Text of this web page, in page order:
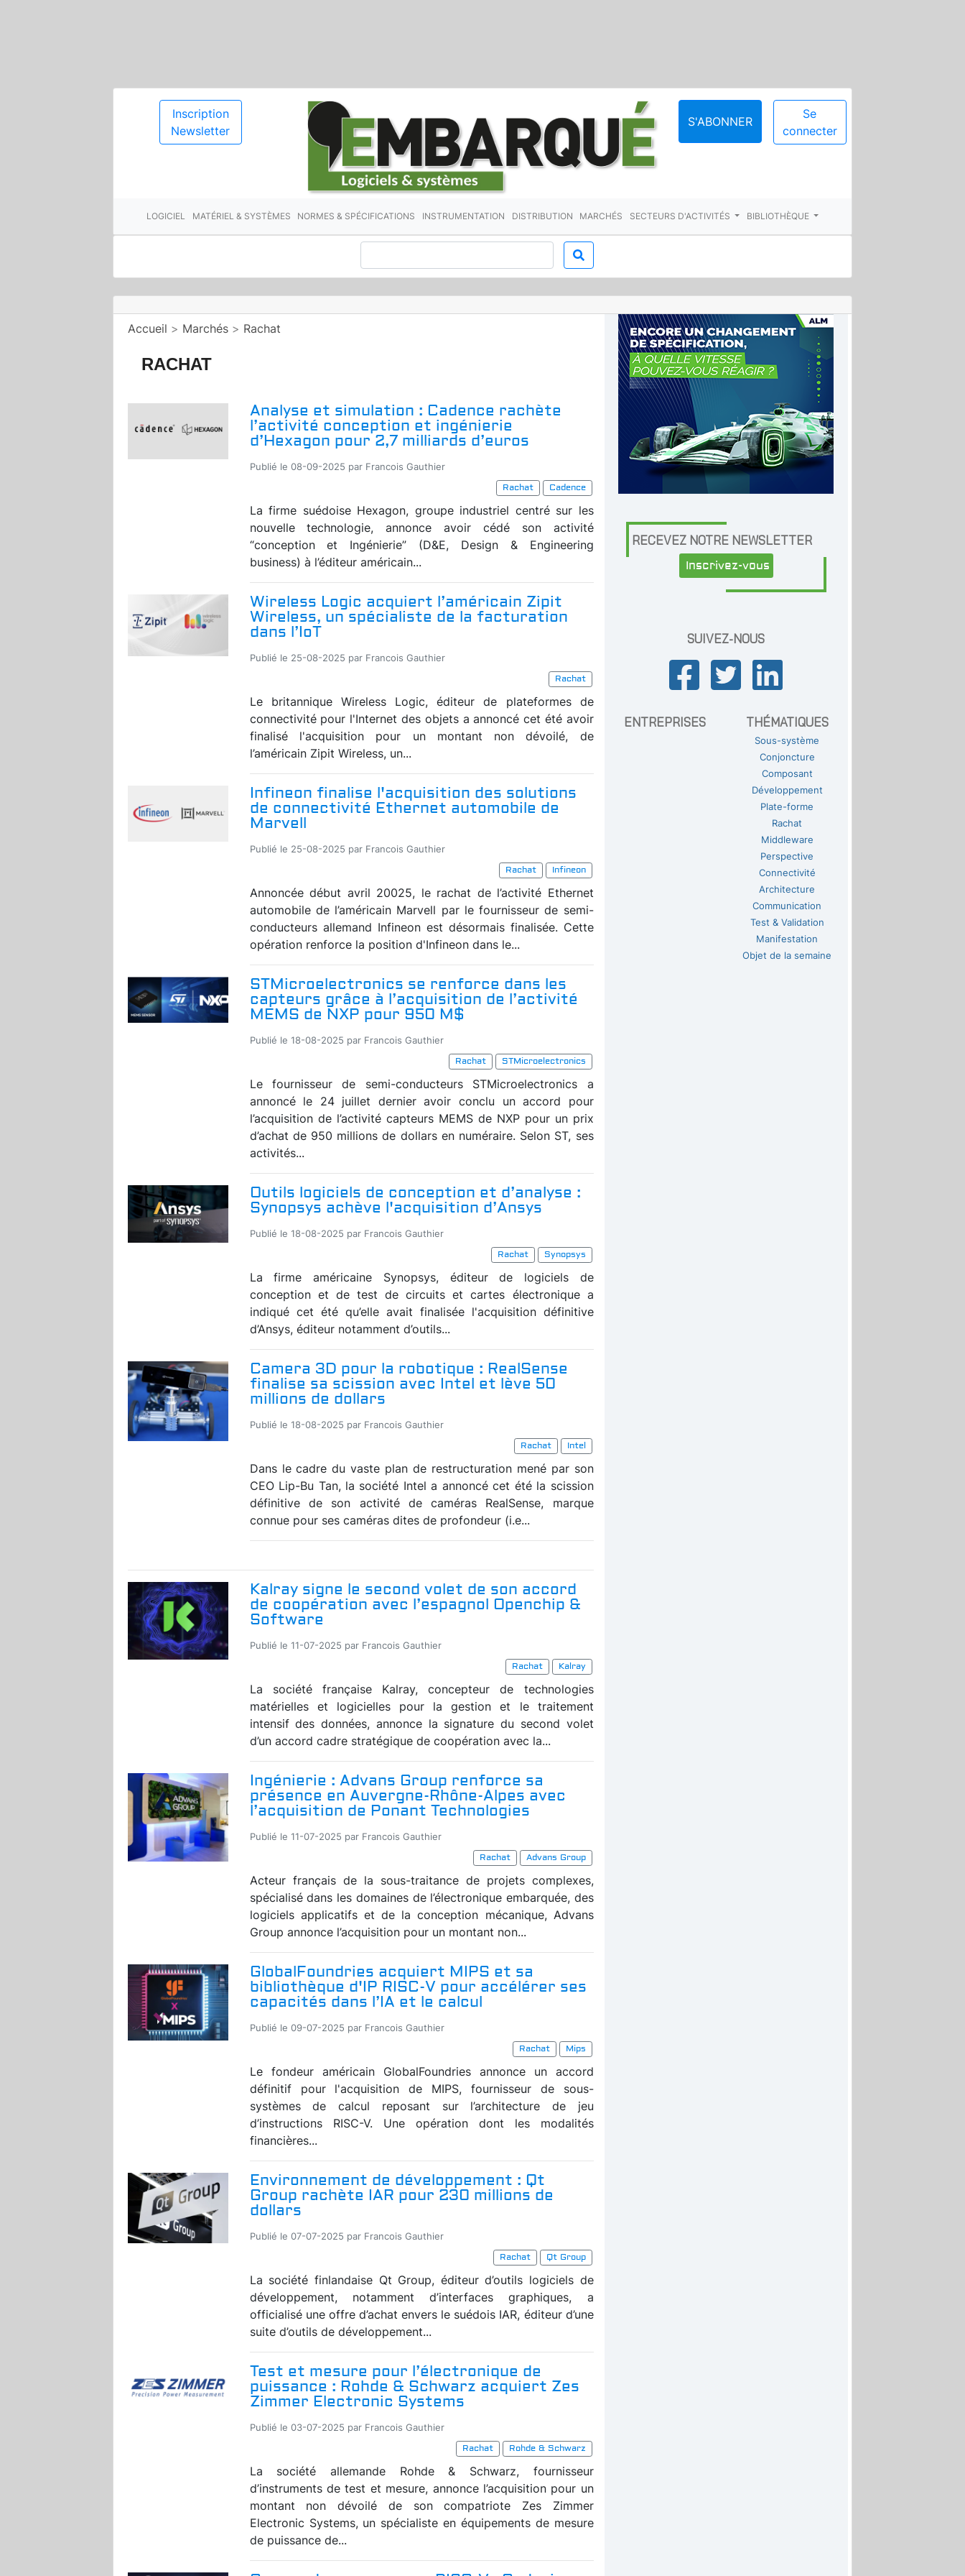
Inscription
Newsletter
S'ABONNER
Se
connecter
LOGICIEL MATÉRIEL & SYSTÈMES NORMES & SPÉCIFICATIONS INSTRUMENTATION DISTRIBUTION MARCHÉS SECTEURS D'ACTIVITÉS BIBLIOTHÈQUE
Accueil > Marchés > Rachat
RACHAT
Analyse et simulation : Cadence rachète
l’activité conception et ingénierie
d’Hexagon pour 2,7 milliards d’euros
Publié le 08-09-2025 par Francois Gauthier
Rachat
Cadence
La firme suédoise Hexagon, groupe industriel centré sur les
nouvelle technologie, annonce avoir cédé son activité
“conception et Ingénierie” (D&E, Design & Engineering
business) à l’éditeur américain...
Wireless Logic acquiert l’américain Zipit
Wireless, un spécialiste de la facturation
dans l’IoT
Publié le 25-08-2025 par Francois Gauthier
Rachat
Le britannique Wireless Logic, éditeur de plateformes de
connectivité pour l'Internet des objets a annoncé cet été avoir
finalisé l'acquisition pour un montant non dévoilé, de
l’américain Zipit Wireless, un...
Infineon finalise l'acquisition des solutions
de connectivité Ethernet automobile de
Marvell
Publié le 25-08-2025 par Francois Gauthier
Rachat
Infineon
Annoncée début avril 20025, le rachat de l’activité Ethernet
automobile de l’américain Marvell par le fournisseur de semi-
conducteurs allemand Infineon est désormais finalisée. Cette
opération renforce la position d'Infineon dans le...
STMicroelectronics se renforce dans les
capteurs grâce à l’acquisition de l’activité
MEMS de NXP pour 950 M$
Publié le 18-08-2025 par Francois Gauthier
Rachat
STMicroelectronics
Le fournisseur de semi-conducteurs STMicroelectronics a
annoncé le 24 juillet dernier avoir conclu un accord pour
l’acquisition de l’activité capteurs MEMS de NXP pour un prix
d’achat de 950 millions de dollars en numéraire. Selon ST, ses
activités...
Outils logiciels de conception et d’analyse :
Synopsys achève l'acquisition d’Ansys
Publié le 18-08-2025 par Francois Gauthier
Rachat
Synopsys
La firme américaine Synopsys, éditeur de logiciels de
conception et de test de circuits et cartes électronique a
indiqué cet été qu’elle avait finalisée l'acquisition définitive
d’Ansys, éditeur notamment d’outils...
Camera 3D pour la robotique : RealSense
finalise sa scission avec Intel et lève 50
millions de dollars
Publié le 18-08-2025 par Francois Gauthier
Rachat
Intel
Dans le cadre du vaste plan de restructuration mené par son
CEO Lip-Bu Tan, la société Intel a annoncé cet été la scission
définitive de son activité de caméras RealSense, marque
connue pour ses caméras dites de profondeur (i.e...
Kalray signe le second volet de son accord
de coopération avec l’espagnol Openchip &
Software
Publié le 11-07-2025 par Francois Gauthier
Rachat
Kalray
La société française Kalray, concepteur de technologies
matérielles et logicielles pour la gestion et le traitement
intensif des données, annonce la signature du second volet
d’un accord cadre stratégique de coopération avec la...
Ingénierie : Advans Group renforce sa
présence en Auvergne-Rhône-Alpes avec
l’acquisition de Ponant Technologies
Publié le 11-07-2025 par Francois Gauthier
Rachat
Advans Group
Acteur français de la sous-traitance de projets complexes,
spécialisé dans les domaines de l’électronique embarquée, des
logiciels applicatifs et de la conception mécanique, Advans
Group annonce l’acquisition pour un montant non...
GlobalFoundries acquiert MIPS et sa
bibliothèque d'IP RISC-V pour accélérer ses
capacités dans l’IA et le calcul
Publié le 09-07-2025 par Francois Gauthier
Rachat
Mips
Le fondeur américain GlobalFoundries annonce un accord
définitif pour l'acquisition de MIPS, fournisseur de sous-
systèmes de calcul reposant sur l’architecture de jeu
d’instructions RISC-V. Une opération dont les modalités
financières...
Environnement de développement : Qt
Group rachète IAR pour 230 millions de
dollars
Publié le 07-07-2025 par Francois Gauthier
Rachat
Qt Group
La société finlandaise Qt Group, éditeur d’outils logiciels de
développement, notamment d’interfaces graphiques, a
officialisé une offre d’achat envers le suédois IAR, éditeur d’une
suite d’outils de développement...
Test et mesure pour l’électronique de
puissance : Rohde & Schwarz acquiert Zes
Zimmer Electronic Systems
Publié le 03-07-2025 par Francois Gauthier
Rachat
Rohde & Schwarz
La société allemande Rohde & Schwarz, fournisseur
d’instruments de test et mesure, annonce l’acquisition pour un
montant non dévoilé de son compatriote Zes Zimmer
Electronic Systems, un spécialiste en équipements de mesure
de puissance de...
RECEVEZ NOTRE NEWSLETTER
Inscrivez-vous
SUIVEZ-NOUS
ENTREPRISES THÉMATIQUES
Sous-système
Conjoncture
Composant
Développement
Plate-forme
Rachat
Middleware
Perspective
Connectivité
Architecture
Communication
Test & Validation
Manifestation
Objet de la semaine